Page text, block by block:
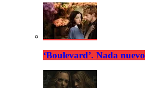
‘Boulevard’. Nada nuevo